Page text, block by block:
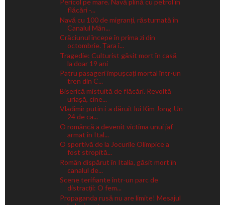
Pericol pe mare. Navă plină cu petrol în
flăcări -...
Navă cu 100 de migranți, răsturnată în
Canalul Mân...
Crăciunul începe în prima zi din
octombrie. Țara î...
Tragedie: Culturist găsit mort în casă
la doar 19 ani
Patru pasageri împușcați mortal într-un
tren din C...
Biserică mistuită de flăcări. Revoltă
uriașă, cine...
Vladimir putin i-a dăruit lui Kim Jong-Un
24 de ca...
O româncă a devenit victima unui jaf
armat în Ital...
O sportivă de la Jocurile Olimpice a
fost stropită...
Român dispărut în Italia, găsit mort în
canalul de...
Scene terifiante într-un parc de
distracții: O fem...
Propaganda rusă nu are limite! Mesajul